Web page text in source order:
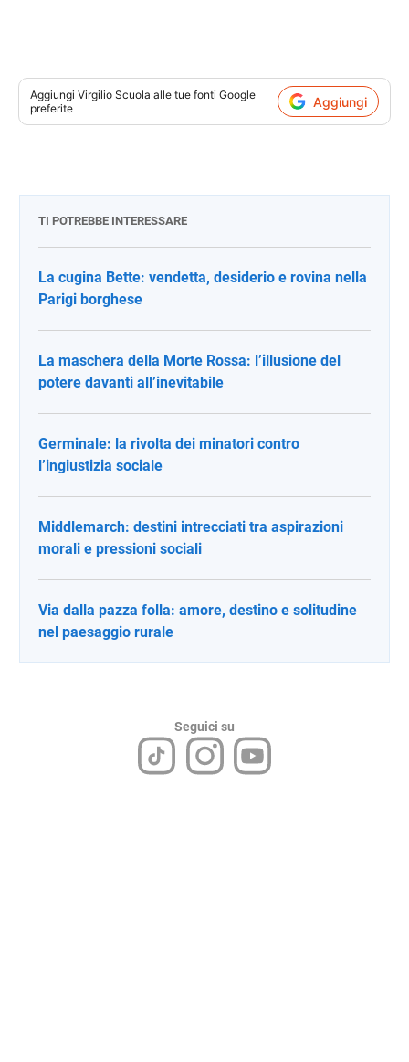
Aggiungi Virgilio Scuola alle tue fonti Google
preferite
Aggiungi
TI POTREBBE INTERESSARE
La cugina Bette: vendetta, desiderio e rovina nella
Parigi borghese
La maschera della Morte Rossa: l’illusione del
potere davanti all’inevitabile
Germinale: la rivolta dei minatori contro
l’ingiustizia sociale
Middlemarch: destini intrecciati tra aspirazioni
morali e pressioni sociali
Via dalla pazza folla: amore, destino e solitudine
nel paesaggio rurale
Seguici su